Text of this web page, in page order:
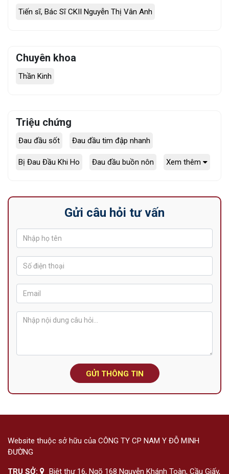
Tiến sĩ, Bác Sĩ CKII Nguyễn Thị Vân Anh
Chuyên khoa
Thần Kinh
Triệu chứng
Đau đầu sốt Đau đầu tim đập nhanh
Bị Đau Đầu Khi Ho Đau đầu buồn nôn Xem thêm
Gửi câu hỏi tư vấn
GỬI THÔNG TIN
Website thuộc sở hữu của CÔNG TY CP NAM Y ĐỖ MINH
ĐƯỜNG
TRỤ SỞ:
Biệt thự 16, Ngõ 168 Nguyễn Khánh Toàn, Cầu Giấy,